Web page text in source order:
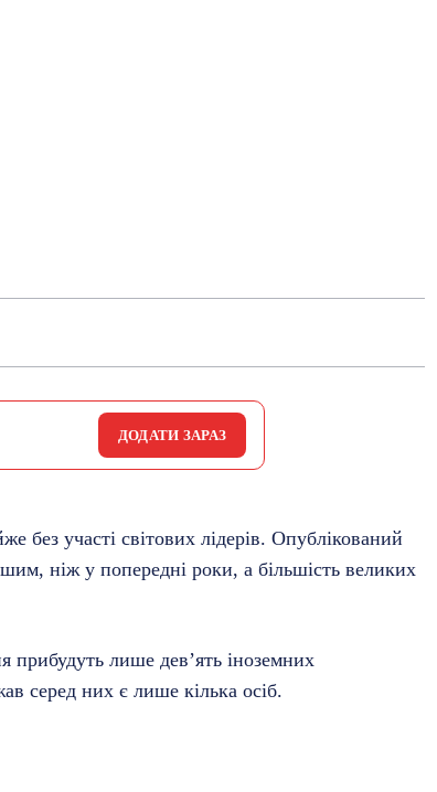
ДОДАТИ ЗАРАЗ
без участі світових лідерів. Опублікований
ніж у попередні роки, а більшість великих
прибудуть лише дев’ять іноземних
серед них є лише кілька осіб.